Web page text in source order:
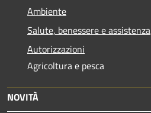
Ambiente
Salute, benessere e assistenza
Autorizzazioni
Agricoltura e pesca
NOVITÀ